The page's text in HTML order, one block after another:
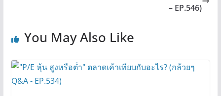
– EP.546)
You May Also Like